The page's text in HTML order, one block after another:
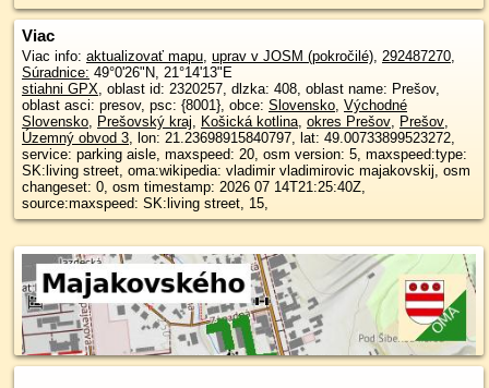
Viac
Viac info: aktualizovať mapu, uprav v JOSM (pokročilé), 292487270,
Súradnice: 49°0'26"N, 21°14'13"E
stiahni GPX, oblast id: 2320257, dlzka: 408, oblast name: Prešov,
oblast asci: presov, psc: {8001}, obce: Slovensko, Východné
Slovensko, Prešovský kraj, Košická kotlina, okres Prešov, Prešov,
Územný obvod 3, lon: 21.23698915840797, lat: 49.00733899523272,
service: parking aisle, maxspeed: 20, osm version: 5, maxspeed:type:
SK:living street, oma:wikipedia: vladimir vladimirovic majakovskij, osm
changeset: 0, osm timestamp: 2026 07 14T21:25:40Z,
source:maxspeed: SK:living street, 15,